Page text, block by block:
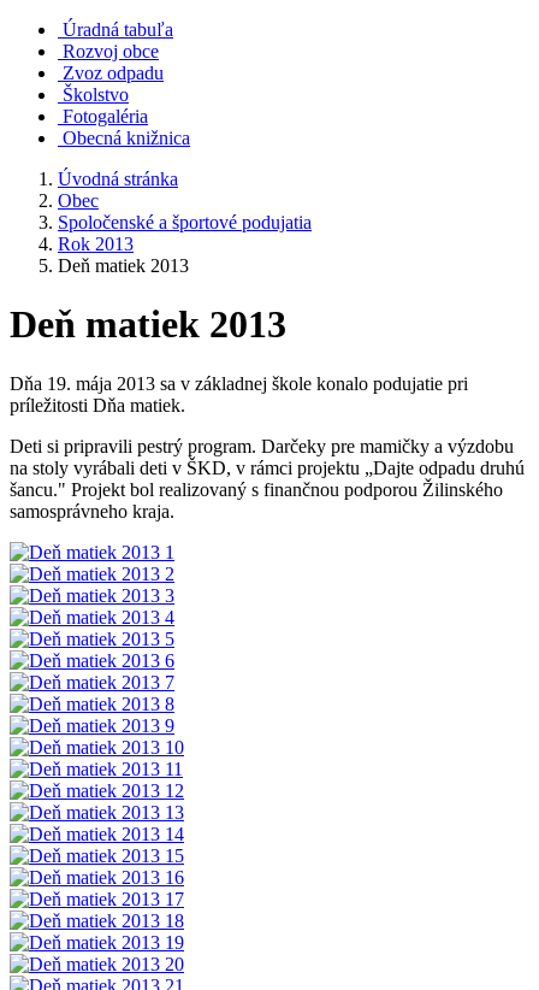
Úradná tabuľa
Rozvoj obce
Zvoz odpadu
Školstvo
Fotogaléria
Obecná knižnica
Úvodná stránka
Obec
Spoločenské a športové podujatia
Rok 2013
Deň matiek 2013
Deň matiek 2013
Dňa 19. mája 2013 sa v základnej škole konalo podujatie pri
príležitosti Dňa matiek.
Deti si pripravili pestrý program. Darčeky pre mamičky a výzdobu
na stoly vyrábali deti v ŠKD, v rámci projektu „Dajte odpadu druhú
šancu." Projekt bol realizovaný s finančnou podporou Žilinského
samosprávneho kraja.